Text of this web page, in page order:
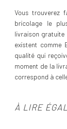
Vous trouverez
bricolage le
livraison gratuite
existent comme
qualité qui
moment de la
correspond à
À LIRE